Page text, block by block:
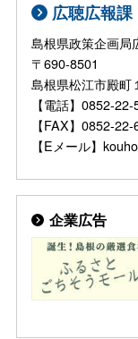
広聴広報課
島根県政策企画局
〒690-8501
島根県松江市
【電話】0852-22-
【FAX】0852-
【Eメール】
企業広告